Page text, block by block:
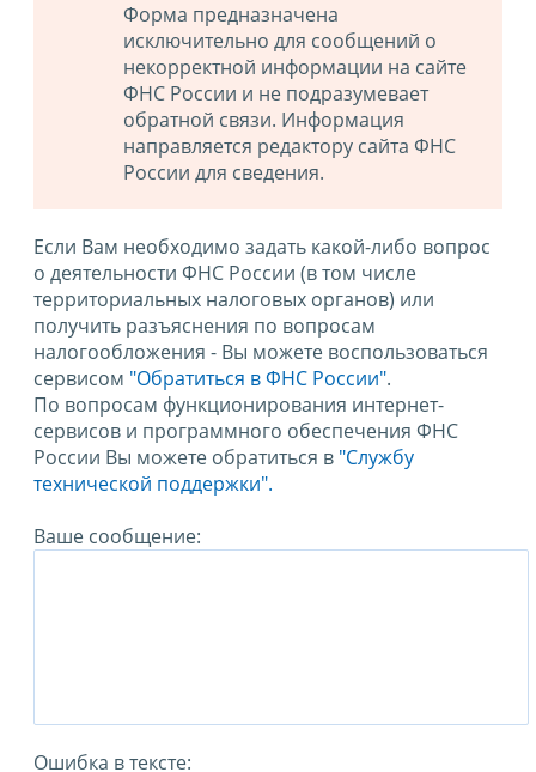
Форма предназначена
исключительно для сообщений о
некорректной информации на сайте
ФНС России и не подразумевает
обратной связи. Информация
направляется редактору сайта ФНС
России для сведения.
Если Вам необходимо задать какой-либо вопрос
о деятельности ФНС России (в том числе
территориальных налоговых органов) или
получить разъяснения по вопросам
налогообложения - Вы можете воспользоваться
сервисом "Обратиться в ФНС России".
По вопросам функционирования интернет-
сервисов и программного обеспечения ФНС
России Вы можете обратиться в "Службу
технической поддержки".
Ваше сообщение:
Ошибка в тексте: